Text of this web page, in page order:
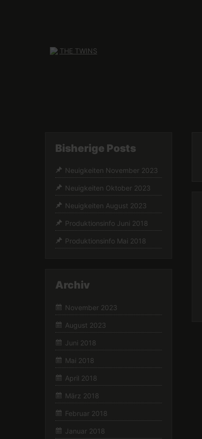
Bisherige Posts
Neuigkeiten November 2023
Neuigkeiten Oktober 2023
Neuigkeiten August 2023
Produktionsinfo Juni 2018
Produktionsinfo Mai 2018
Archiv
November 2023
August 2023
Juni 2018
Mai 2018
April 2018
März 2018
Februar 2018
Januar 2018